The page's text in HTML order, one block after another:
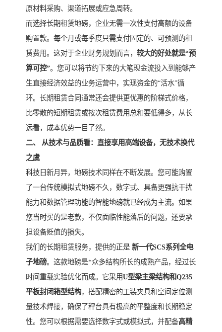
原材料采购、渠道拓展或应急周转。
而选择长期租赁地磅，企业无需一次性支付高额的设备
购置款。每个月或每季度只需支付固定的、可预测的租
赁费用。这对于企业财务规划而言， 较大的好处就是“预
算可控”。您可以将节约下来的大笔现金流投入到能够产
生直接经济效益的业务运营中，实现资金的“活水”循
环。长期租赁合同通常还会提供更优惠的阶梯式价格，
比零散的短期租赁或按次租赁费用总和要低得多，从长
远看，成本优势一目了然。
二、 从技术与品质看：直接享用高端设备，无技术换代
之虞
科技日新月异，地磅技术同样在不断发展。您可能购置
了一台传统模拟式地磅不久，数字式、具备更强抗干扰
能力和数据管理功能的智能地磅就已经成为主流。如果
您当时买的是老款，不仅面临性能落后的问题，还要承
担设备贬值的损失。
我们的长期租赁服务，提供的正是 新一代SCS系列全电
子地磅。这款地磅是*众多结构所长的成熟产品，经过长
时间重载实验优化而成。它采用U型梁主梁结构和Q235
平板封闭箱型结构，搭配精密的工装夹具和空间定位测
量技术焊接，确保了秤台具有极高的平整度和长期稳定
性。您可以根据需要选择数字式或模拟式，并配备高精